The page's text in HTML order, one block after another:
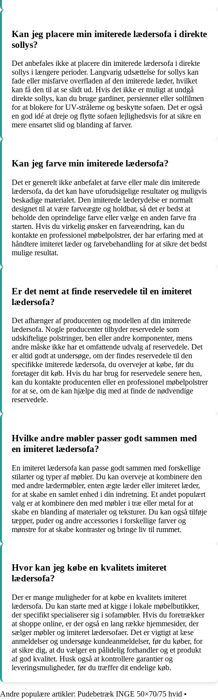
Kan jeg placere min imiterede lædersofa i direkte
sollys?
Det anbefales ikke at placere din imiterede lædersofa i direkte
sollys i længere perioder. Langvarig udsættelse for sollys kan
fade eller misfarve overfladen af den imiterede læder, hvilket
kan få den til at se slidt ud. Hvis det ikke er muligt at undgå
direkte sollys, kan du bruge gardiner, persienner eller solfilmen
for at blokere for UV-strålerne og beskytte sofaen. Det er også
en god idé at dreje og flytte sofaen lejlighedsvis for at sikre en
mere ensartet slid og blanding af farver.
Kan jeg farve min imiterede lædersofa?
Det er generelt ikke anbefalet at farve eller male din imiterede
lædersofa, da det kan have uforudsigelige resultater og muligvis
beskadige materialet. Den imiterede læderydelse er normalt
designet til at være farveægte og holdbar, så det er bedst at
beholde den oprindelige farve eller vælge en anden farve fra
starten. Hvis du virkelig ønsker en farveændring, kan du
kontakte en professionel møbelpolstrer, der har erfaring med at
håndtere imiteret læder og farvebehandling for at sikre det bedst
mulige resultat.
Er det nemt at finde reservedele til en imiteret
lædersofa?
Det afhænger af producenten og modellen af din imiterede
lædersofa. Nogle producenter tilbyder reservedele som
udskiftelige polstringer, ben eller andre komponenter, mens
andre måske ikke har et omfattende udvalg af reservedele. Det
er altid godt at undersøge, om der findes reservedele til den
specifikke imiterede lædersofa, du overvejer at købe, før du
foretager dit køb. Hvis du har brug for reservedele senere hen,
kan du kontakte producenten eller en professionel møbelpolstrer
for at se, om de kan hjælpe dig med at finde de nødvendige
reservedele.
Hvilke andre møbler passer godt sammen med
en imiteret lædersofa?
En imiteret lædersofa kan passe godt sammen med forskellige
stilarter og typer af møbler. Du kan overveje at kombinere den
med andre lædermøbler, enten ægte læder eller imiteret læder,
for at skabe en samlet enhed i din indretning. Et andet populært
valg er at kombinere den med møbler i træ eller metal for at
skabe en blanding af materialer og teksturer. Du kan også tilføje
tæpper, puder og andre accessories i forskellige farver og
mønstre for at skabe kontraster og bringe liv til rummet.
Hvor kan jeg købe en kvalitets imiteret
lædersofa?
Der er mange muligheder for at købe en kvalitets imiteret
lædersofa. Du kan starte med at kigge i lokale møbelbutikker,
der specifikt specialiserer sig i sofamøbler. Hvis du foretrækker
at shoppe online, er der også en lang række hjemmesider, der
sælger møbler og imiteret lædersofaer. Det er vigtigt at læse
anmeldelser og undersøge kundeanmeldelser, før du køber, for
at sikre dig, at du vælger en pålidelig forhandler og et produkt
af god kvalitet. Husk også at kontrollere garantier og
leveringsmuligheder, før du træffer dit endelige køb.
Andre populære artikler: Pudebetræk INGE 50×70/75 hvid •